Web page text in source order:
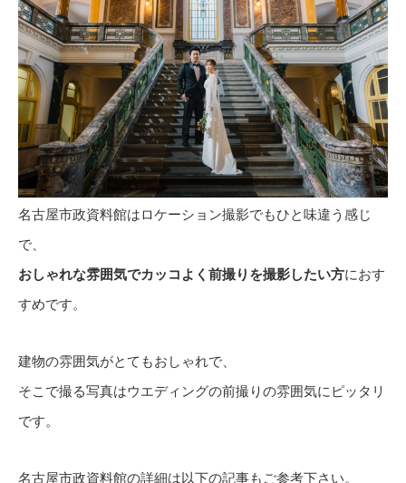
名古屋市政資料館はロケーション撮影でもひと味違う感じ
で、
おしゃれな雰囲気でカッコよく前撮りを撮影したい方におす
すめです。
建物の雰囲気がとてもおしゃれで、
そこで撮る写真はウエディングの前撮りの雰囲気にピッタリ
です。
名古屋市政資料館の詳細は以下の記事もご参考下さい。